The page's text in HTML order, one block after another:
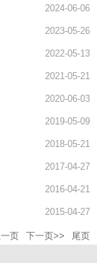
2024-06-06
2023-05-26
2022-05-13
2021-05-21
2020-06-03
2019-05-09
2018-05-21
2017-04-27
2016-04-21
2015-04-27
页 下一页>> 尾页